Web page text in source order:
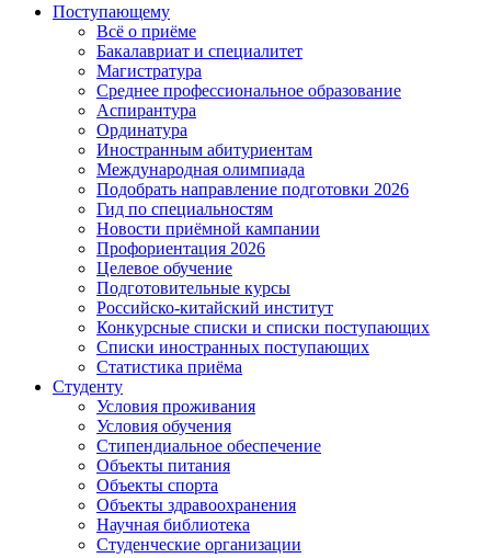
Поступающему
Всё о приёме
Бакалавриат и специалитет
Магистратура
Среднее профессиональное образование
Аспирантура
Ординатура
Иностранным абитуриентам
Международная олимпиада
Подобрать направление подготовки 2026
Гид по специальностям
Новости приёмной кампании
Профориентация 2026
Целевое обучение
Подготовительные курсы
Российско-китайский институт
Конкурсные списки и списки поступающих
Списки иностранных поступающих
Статистика приёма
Студенту
Условия проживания
Условия обучения
Стипендиальное обеспечение
Объекты питания
Объекты спорта
Объекты здравоохранения
Научная библиотека
Студенческие организации